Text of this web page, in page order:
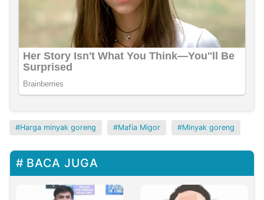
Harga minyak goreng Mafia Migor Minyak goreng
BACA JUGA